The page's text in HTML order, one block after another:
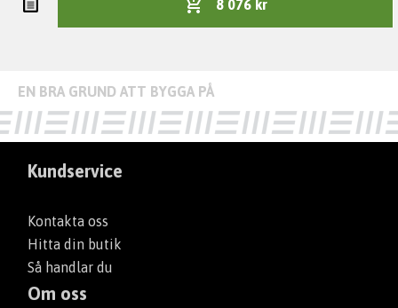
8 076 kr
Kundservice
Kontakta oss
Hitta din butik
Så handlar du
Om oss